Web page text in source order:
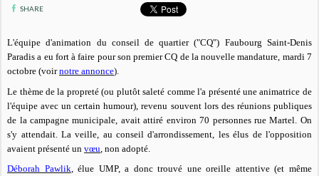
SHARE
L'équipe d'animation du conseil de quartier ("CQ") Faubourg Saint-Denis
Paradis a eu fort à faire pour son premier CQ de la nouvelle mandature, mardi 7
octobre (voir notre annonce).
Le thème de la propreté (ou plutôtsaleté comme l'a présenté une animatrice de
l'équipe avec un certain humour), revenu souvent lors des réunions publiques
de la campagne municipale, avait attiré environ 70 personnes rue Martel. On
s'y attendait. La veille, au conseil d'arrondissement, les élus de l'opposition
avaient présenté un vœu , non adopté.
Déborah Pawlik , élue UMP, a donc trouvé une oreille attentive (et même